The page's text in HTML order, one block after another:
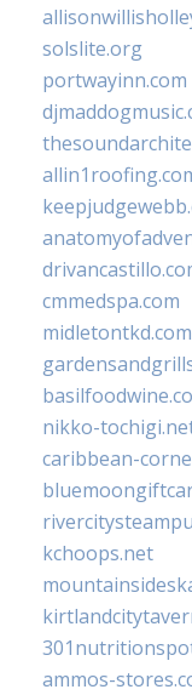
solslite.org
portwayinn.com
cmmedspa.com
midletontkd.com
nikko-
caribbean-
kchoops.net
ammos-